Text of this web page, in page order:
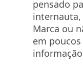
pensado
internauta,
Marca ou
em